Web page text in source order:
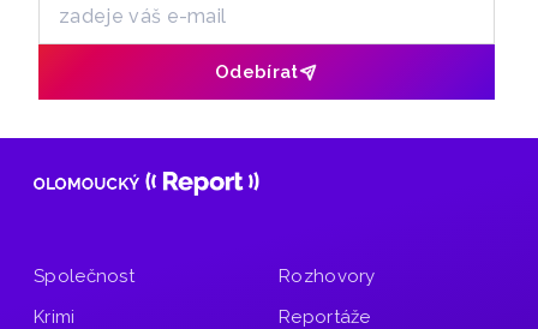
Odebírat
Společnost
Krimi
Rozhovory
Reportáže